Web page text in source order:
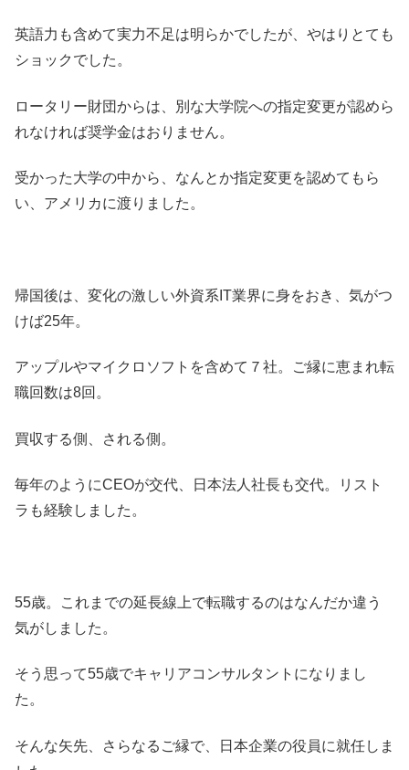
英語力も含めて実力不足は明らかでしたが、やはりとても
ショックでした。
ロータリー財団からは、別な大学院への指定変更が認めら
れなければ奨学金はおりません。
受かった大学の中から、なんとか指定変更を認めてもら
い、アメリカに渡りました。
帰国後は、変化の激しい外資系IT業界に身をおき、気がつ
けば25年。
アップルやマイクロソフトを含めて７社。ご縁に恵まれ転
職回数は8回。
買収する側、される側。
毎年のようにCEOが交代、日本法人社長も交代。リスト
ラも経験しました。
55歳。これまでの延長線上で転職するのはなんだか違う
気がしました。
そう思って55歳でキャリアコンサルタントになりまし
た。
そんな矢先、さらなるご縁で、日本企業の役員に就任しま